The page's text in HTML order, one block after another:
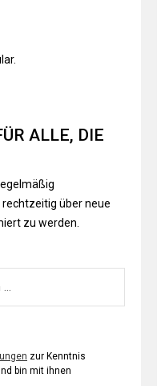
.
ALLE, DIE
über neue
zu werden.